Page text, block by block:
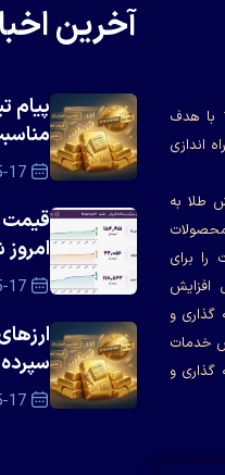
زرناب تجارت رادین(رادین شمش) در سال 1402 با هدف
اندازی
طلا به
را برای
افزایش
گذاری و
خدمات
گذاری و
آخرین
پیام
17
قیمت
امروز شنبه
17
17